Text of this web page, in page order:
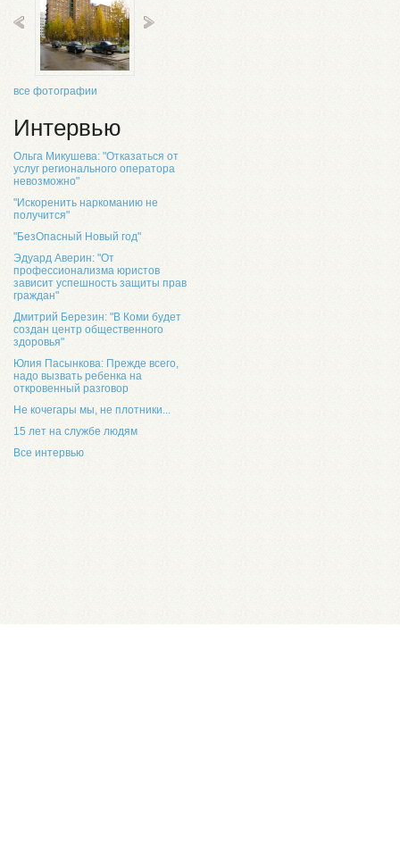
все фотографии
Интервью
Ольга Микушева: "Отказаться от
услуг регионального оператора
невозможно"
"Искоренить наркоманию не
получится"
"БезОпасный Новый год"
Эдуард Аверин: "От
профессионализма юристов
зависит успешность защиты прав
граждан"
Дмитрий Березин: "В Коми будет
создан центр общественного
здоровья"
Юлия Пасынкова: Прежде всего,
надо вызвать ребенка на
откровенный разговор
Не кочегары мы, не плотники...
15 лет на службе людям
Все интервью